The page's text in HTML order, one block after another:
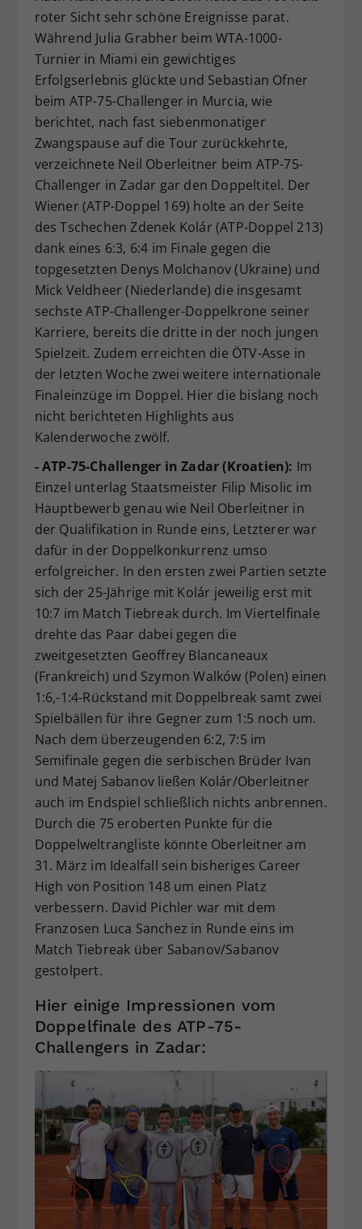
roter Sicht sehr schöne Ereignisse parat.
Während Julia Grabher beim WTA-1000-
Turnier in Miami ein gewichtiges
Erfolgserlebnis glückte und Sebastian Ofner
beim ATP-75-Challenger in Murcia, wie
berichtet, nach fast siebenmonatiger
Zwangspause auf die Tour zurückkehrte,
verzeichnete Neil Oberleitner beim ATP-75-
Challenger in Zadar gar den Doppeltitel. Der
Wiener (ATP-Doppel 169) holte an der Seite
des Tschechen Zdenek Kolár (ATP-Doppel 213)
dank eines 6:3, 6:4 im Finale gegen die
topgesetzten Denys Molchanov (Ukraine) und
Mick Veldheer (Niederlande) die insgesamt
sechste ATP-Challenger-Doppelkrone seiner
Karriere, bereits die dritte in der noch jungen
Spielzeit. Zudem erreichten die ÖTV-Asse in
der letzten Woche zwei weitere internationale
Finaleinzüge im Doppel. Hier die bislang noch
nicht berichteten Highlights aus
Kalenderwoche zwölf.
- ATP-75-Challenger in Zadar (Kroatien): Im
Einzel unterlag Staatsmeister Filip Misolic im
Hauptbewerb genau wie Neil Oberleitner in
der Qualifikation in Runde eins, Letzterer war
dafür in der Doppelkonkurrenz umso
erfolgreicher. In den ersten zwei Partien setzte
sich der 25-Jährige mit Kolár jeweilig erst mit
10:7 im Match Tiebreak durch. Im Viertelfinale
drehte das Paar dabei gegen die
zweitgesetzten Geoffrey Blancaneaux
(Frankreich) und Szymon Walków (Polen) einen
1:6,-1:4-Rückstand mit Doppelbreak samt zwei
Spielbällen für ihre Gegner zum 1:5 noch um.
Nach dem überzeugenden 6:2, 7:5 im
Semifinale gegen die serbischen Brüder Ivan
und Matej Sabanov ließen Kolár/Oberleitner
auch im Endspiel schließlich nichts anbrennen.
Durch die 75 eroberten Punkte für die
Doppelweltrangliste könnte Oberleitner am
31. März im Idealfall sein bisheriges Career
High von Position 148 um einen Platz
verbessern. David Pichler war mit dem
Franzosen Luca Sanchez in Runde eins im
Match Tiebreak über Sabanov/Sabanov
gestolpert.
Hier einige Impressionen vom
Doppelfinale des ATP-75-
Challengers in Zadar:
Zweck
Dieser Wert speichert Ihre Consent-
Einstellungen. Unter anderem eine
zufällig generierte ID, für die
historische Speicherung Ihrer
vorgenommen Einstellungen, falls der
Webseiten-Betreiber dies eingestellt
hat.